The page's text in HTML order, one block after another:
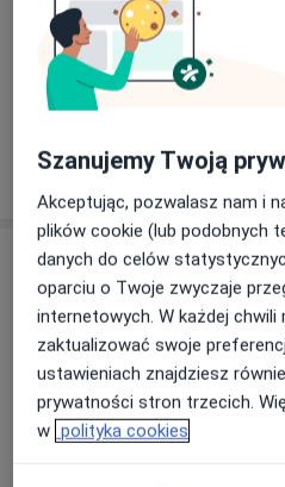
Konsultacja chirurgiczna
Specjaliści
Internista
lek. Jacek
Szanujemy Twoją
Akceptując, pozwalasz nam i
plików cookie (lub podobnych
danych do celów
oparciu o Twoje zwyczaje
internetowych. W każdej
zaktualizować swoje
ustawieniach znajdziesz
prywatności stron trzecich.
w polityka cookies